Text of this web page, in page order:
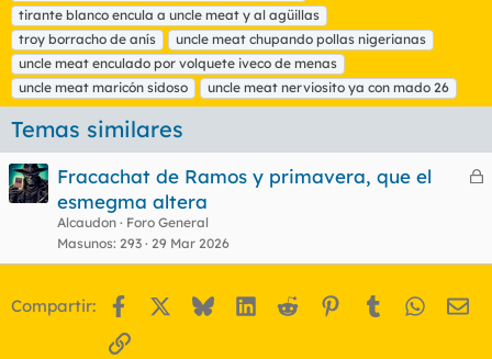
tirante blanco encula a uncle meat y al agüillas
troy borracho de anís
uncle meat chupando pollas nigerianas
uncle meat enculado por volquete iveco de menas
uncle meat maricón sidoso
uncle meat nerviosito ya con mado 26
Temas similares
C
a
Fracachat de Ramos y primavera, que el
esmegma altera
Alcaudon
Foro General
Masunos 293 29 Mar 2026
Compartir: Facebook BlueskyLinkedIn
Reddit Pinterest
Tumblr
Enlace